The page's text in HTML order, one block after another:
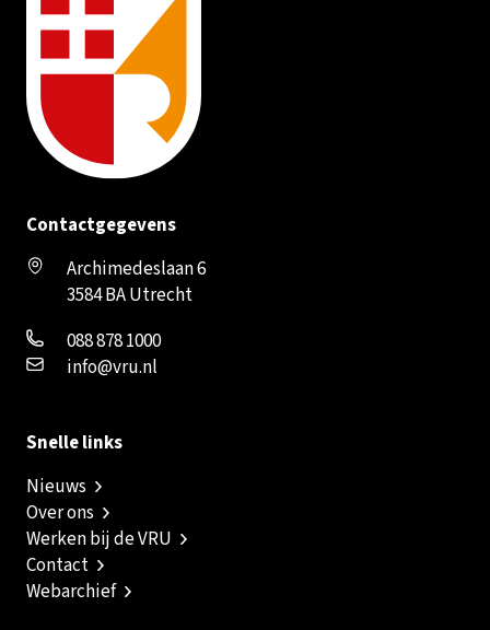
Contactgegevens
Archimedeslaan 6
3584 BA Utrecht
088 878 1000
info@vru.nl
Snelle links
Nieuws
Over ons
Werken bij de VRU
Contact
Webarchief